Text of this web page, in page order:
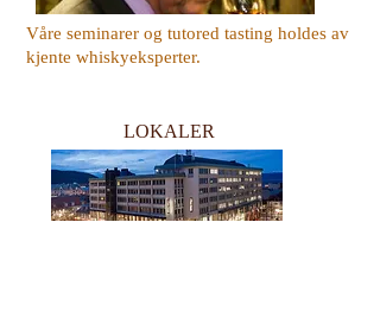
LOKALER
Våre seminarer og tutored tasting holdes av
kjente whiskyeksperter.